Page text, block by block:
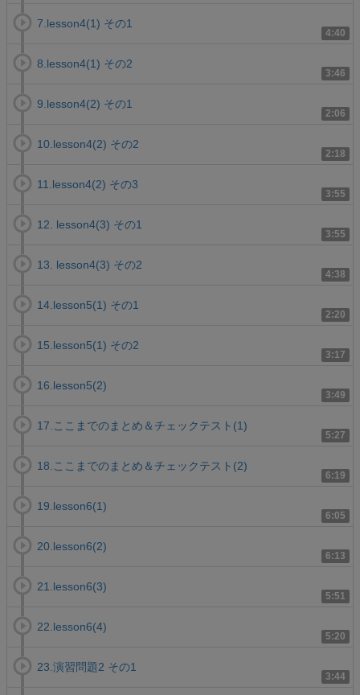
4:40
7.lesson4(1) その1
3:46
8.lesson4(1) その2
2:06
9.lesson4(2) その1
2:18
10.lesson4(2) その2
3:55
11.lesson4(2) その3
3:55
12. lesson4(3) その1
4:38
13. lesson4(3) その2
2:20
14.lesson5(1) その1
3:17
15.lesson5(1) その2
3:49
16.lesson5(2)
5:27
17.ここまでのまとめ＆チェックテスト(1)
6:19
18.ここまでのまとめ＆チェックテスト(2)
6:05
19.lesson6(1)
6:13
20.lesson6(2)
5:51
21.lesson6(3)
5:20
22.lesson6(4)
3:44
23.演習問題2 その1